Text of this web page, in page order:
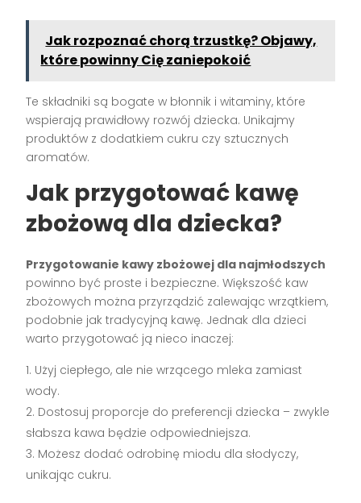
Jak rozpoznać chorą trzustkę? Objawy,
które powinny Cię zaniepokoić
Te składniki są bogate w błonnik i witaminy, które
wspierają prawidłowy rozwój dziecka. Unikajmy
produktów z dodatkiem cukru czy sztucznych
aromatów.
Jak przygotować kawę
zbożową dla dziecka?
Przygotowanie kawy zbożowej dla najmłodszych
powinno być proste i bezpieczne. Większość kaw
zbożowych można przyrządzić zalewając wrzątkiem,
podobnie jak tradycyjną kawę. Jednak dla dzieci
warto przygotować ją nieco inaczej:
Użyj ciepłego, ale nie wrzącego mleka zamiast
wody.
Dostosuj proporcje do preferencji dziecka – zwykle
słabsza kawa będzie odpowiedniejsza.
Możesz dodać odrobinę miodu dla słodyczy,
unikając cukru.